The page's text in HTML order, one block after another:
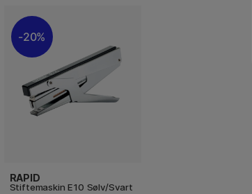
20%
RAPID
Stiftemaskin E10 Sølv/Svart